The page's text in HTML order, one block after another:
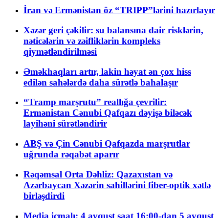
İran və Ermənistan öz “TRIPP”lərini hazırlayır
Xəzər geri çəkilir: su balansına dair risklərin,
nəticələrin və zəifliklərin kompleks
qiymətləndirilməsi
Əməkhaqları artır, lakin həyat ən çox hiss
edilən sahələrdə daha sürətlə bahalaşır
“Tramp marşrutu” reallığa çevrilir:
Ermənistan Cənubi Qafqazı dəyişə biləcək
layihəni sürətləndirir
ABŞ və Çin Cənubi Qafqazda marşrutlar
uğrunda rəqabət aparır
Rəqəmsal Orta Dəhliz: Qazaxıstan və
Azərbaycan Xəzərin sahillərini fiber-optik xətlə
birləşdirdi
Media icmalı: 4 avqust saat 16:00-dan 5 avqust